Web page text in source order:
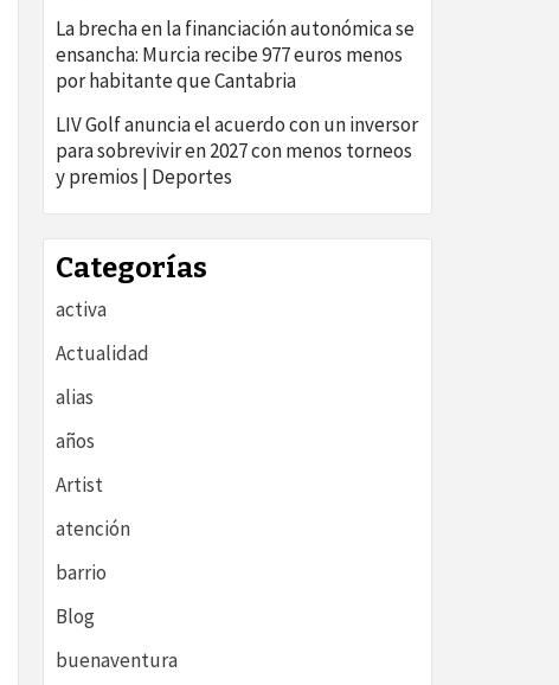
La brecha en la financiación autonómica se
ensancha: Murcia recibe 977 euros menos
por habitante que Cantabria
LIV Golf anuncia el acuerdo con un inversor
para sobrevivir en 2027 con menos torneos
y premios | Deportes
Categorías
activa
Actualidad
alias
años
Artist
atención
barrio
Blog
buenaventura